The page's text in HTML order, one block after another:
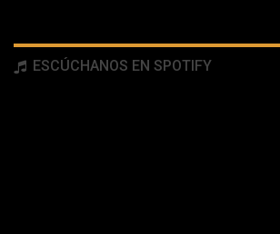
ESCÚCHANOS EN SPOTIFY